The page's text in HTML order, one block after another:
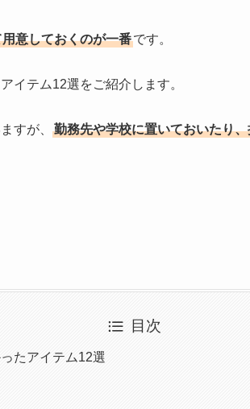
意しておくのが一番です。
イテム12選をご紹介します。
すが、
勤務先や学校に置いておいたり
目次
たアイテム12選